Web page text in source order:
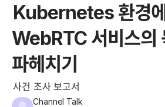
Kubernetes 환경
WebRTC 서비스의
파헤치기
사건 조사 보고서
Channel Talk